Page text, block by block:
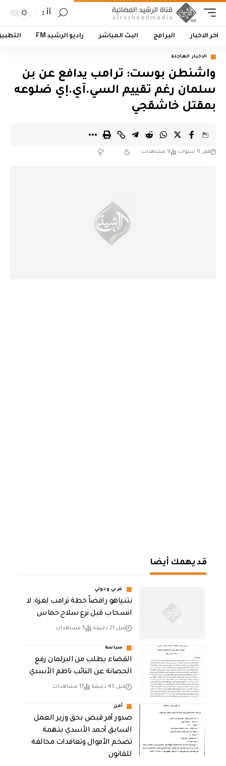
أأ
اخر الاخبار البرامج البث المباشر راديو الرشيد FM
الاخبار العاجلة
واشنطن بوست: ترامب يدافع عن بن
سلمان رغم تقييم السي.آي.إي ضلوعه
بمقتل خاشقجي
قبل 8 سنوات 9 مشاهدات
قد يهمك أيضا
عربي ودولي
نتنياهو رافضاً خطة ترامب لغزة: لا
انسحاب قبل نزع سلاح حماس
قبل 21 دقيقة 5 مشاهدات
سياسة
القضاء يطلب من البرلمان رفع
الحصانة عن النائب ناظم الأسدي
قبل 43 دقيقة 17 مشاهدات
أمن
صدور أمر قبض بحق وزير العمل
السابق أحمد الأسدي بتهمة
تضخم الأموال وتعاقدات مخالفة
للقانون